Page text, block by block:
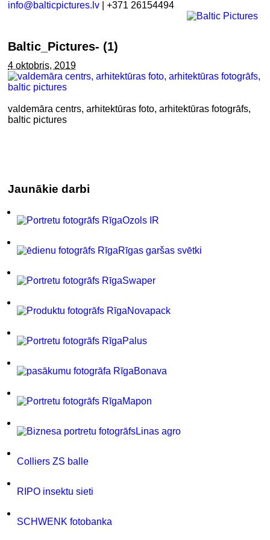
info@balticpictures.lv | +371 26154494
Baltic_Pictures- (1)
4 oktobris, 2019
valdemāra centrs, arhitektūras foto, arhitektūras fotogrāfs,
baltic pictures
Jaunākie darbi
Ozols IR
Rīgas garšas svētki
Swaper
Novapack
Palus
Bonava
Mapon
Linas agro
Colliers ZS balle
RIPO insektu sieti
SCHWENK fotobanka